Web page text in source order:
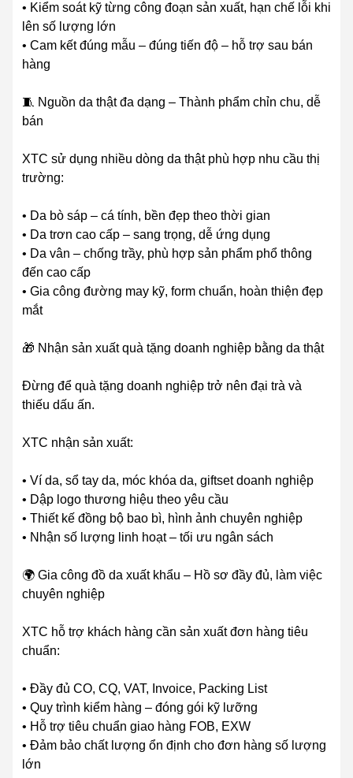
• Kiểm soát kỹ từng công đoạn sản xuất, hạn chế lỗi khi
lên số lượng lớn
• Cam kết đúng mẫu – đúng tiến độ – hỗ trợ sau bán
hàng
🧵 Nguồn da thật đa dạng – Thành phẩm chỉn chu, dễ
bán
XTC sử dụng nhiều dòng da thật phù hợp nhu cầu thị
trường:
• Da bò sáp – cá tính, bền đẹp theo thời gian
• Da trơn cao cấp – sang trọng, dễ ứng dụng
• Da vân – chống trầy, phù hợp sản phẩm phổ thông
đến cao cấp
• Gia công đường may kỹ, form chuẩn, hoàn thiện đẹp
mắt
🎁 Nhận sản xuất quà tặng doanh nghiệp bằng da thật
Đừng để quà tặng doanh nghiệp trở nên đại trà và
thiếu dấu ấn.
XTC nhận sản xuất:
• Ví da, sổ tay da, móc khóa da, giftset doanh nghiệp
• Dập logo thương hiệu theo yêu cầu
• Thiết kế đồng bộ bao bì, hình ảnh chuyên nghiệp
• Nhận số lượng linh hoạt – tối ưu ngân sách
🌍 Gia công đồ da xuất khẩu – Hồ sơ đầy đủ, làm việc
chuyên nghiệp
XTC hỗ trợ khách hàng cần sản xuất đơn hàng tiêu
chuẩn:
• Đầy đủ CO, CQ, VAT, Invoice, Packing List
• Quy trình kiểm hàng – đóng gói kỹ lưỡng
• Hỗ trợ tiêu chuẩn giao hàng FOB, EXW
• Đảm bảo chất lượng ổn định cho đơn hàng số lượng
lớn